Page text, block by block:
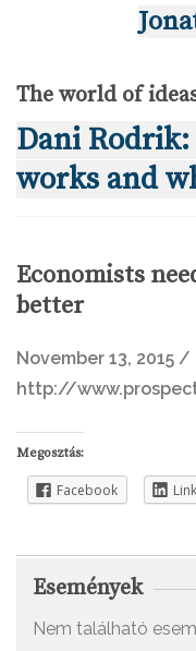
The world of
Dani
works and
Economists
better
November 13, 2015 /
http://
Megosztás:
Facebook
Események
Nem található